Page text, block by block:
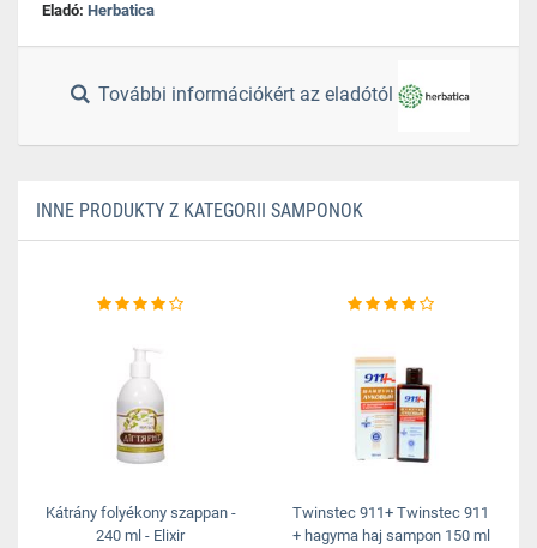
Eladó: Herbatica
További információkért az eladótól
INNE PRODUKTY Z KATEGORII SAMPONOK
Kátrány folyékony szappan -
240 ml - Elixir
Twinstec 911+ Twinstec 911
+ hagyma haj sampon 150 ml